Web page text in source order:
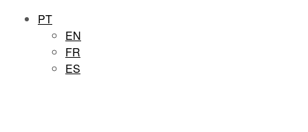
PT
EN
FR
ES